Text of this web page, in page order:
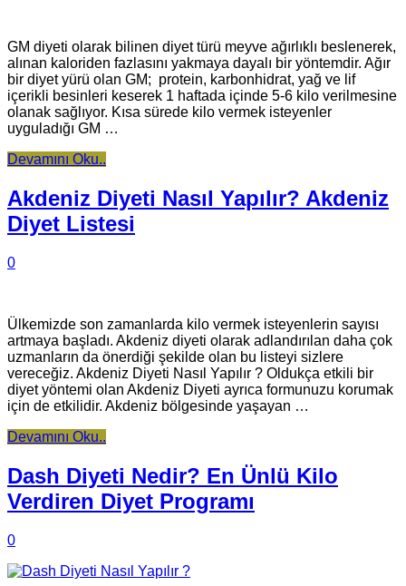
GM diyeti olarak bilinen diyet türü meyve ağırlıklı beslenerek,
alınan kaloriden fazlasını yakmaya dayalı bir yöntemdir. Ağır
bir diyet yürü olan GM; protein, karbonhidrat, yağ ve lif
içerikli besinleri keserek 1 haftada içinde 5-6 kilo verilmesine
olanak sağlıyor. Kısa sürede kilo vermek isteyenler
uyguladığı GM …
Devamını Oku..
Akdeniz Diyeti Nasıl Yapılır? Akdeniz
Diyet Listesi
0
Ülkemizde son zamanlarda kilo vermek isteyenlerin sayısı
artmaya başladı. Akdeniz diyeti olarak adlandırılan daha çok
uzmanların da önerdiği şekilde olan bu listeyi sizlere
vereceğiz. Akdeniz Diyeti Nasıl Yapılır ? Oldukça etkili bir
diyet yöntemi olan Akdeniz Diyeti ayrıca formunuzu korumak
için de etkilidir. Akdeniz bölgesinde yaşayan …
Devamını Oku..
Dash Diyeti Nedir? En Ünlü Kilo
Verdiren Diyet Programı
0